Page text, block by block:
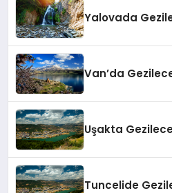
Yalovada
Van’da
Uşakta
Tuncelide